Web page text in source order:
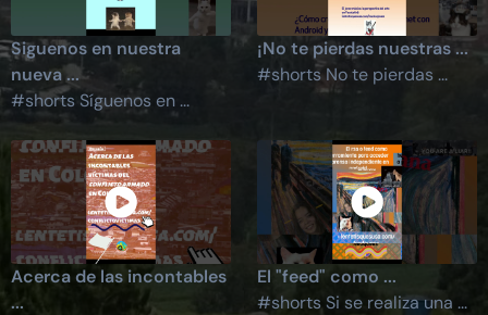
Siguenos en nuestra
nueva ...
#shorts Síguenos en ...
¡No te pierdas nuestras ...
#shorts No te pierdas ...
Acerca de las incontables
...
El "feed" como ...
#shorts Si se realiza una ...